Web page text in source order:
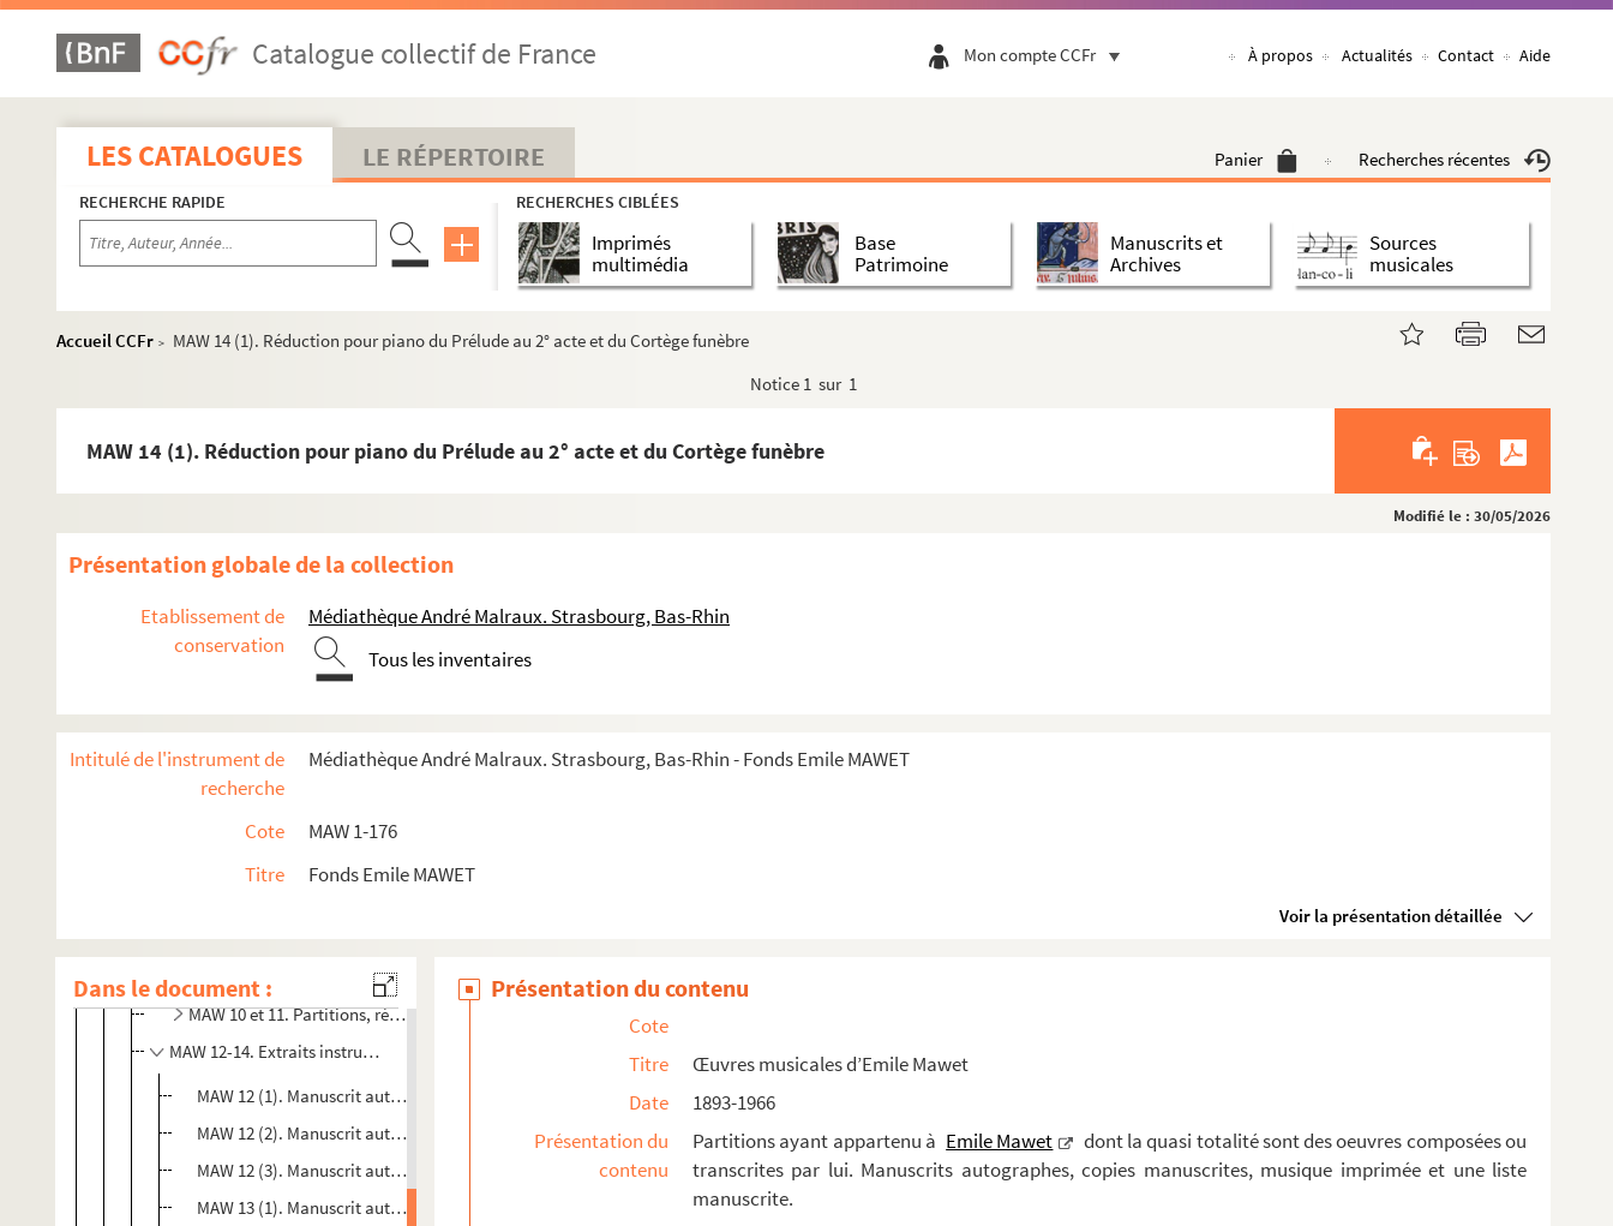
Catalogue collectif de France Mon compte CCFr À propos Actualités Contact Aide
LES CATALOGUES LE RÉPERTOIRE Panier Recherches récentes
RECHERCHE RAPIDE RECHERCHES CIBLÉES
Imprimés
multimédia
Base
Patrimoine
Manuscrits et
Archives
Sources
musicales
Accueil CCFr >
MAW 14 (1). Réduction pour piano du Prélude au 2° acte et du Cortège funèbre
Notice 1 sur 1
MAW 14 (1). Réduction pour piano du Prélude au 2° acte et du Cortège funèbre
Modifié le : 30/05/2026
Présentation globale de la collection
Etablissement de
conservation
Médiathèque André Malraux. Strasbourg, Bas-Rhin
Tous les inventaires
Intitulé de l'instrument de
recherche
Médiathèque André Malraux. Strasbourg, Bas-Rhin - Fonds Emile MAWET
Cote
MAW 1-176
Titre
Fonds Emile MAWET
Voir la présentation détaillée
Dans le document :
MAW 9. Quatuor à cordes
MAW 10-17. Astrareine, Opéra : livret de Rodolphe de Warsage, musique d'Emile Mawet
MAW 10 et 11. Partitions, réductions et parties instrumentales et vocales servant à la préparation de la représent...
MAW 12-14. Extraits instrumentaux d’Astrareine
MAW 12 (1). Manuscrit autographe de la partition générale du Prélude au 2° acte
MAW 12 (2). Manuscrit autographe de la partition générale de la Danse sacrée (début du 2e acte)
MAW 12 (3). Manuscrit autographe de la partition générale du Cortège funèbre (fin du 2e acte)
MAW 13 (1). Manuscrit autographe des partitions générale du Prélude au 2° acte, de la Danse sacrée et du Cortège...
Présentation du contenu
Cote
Titre
Œuvres musicales d’Emile Mawet
Date
1893-1966
Présentation du
contenu
Partitions ayant appartenu à Emile Mawet
dont la quasi totalité sont des oeuvres composées ou
transcrites par lui. Manuscrits autographes, copies manuscrites, musique imprimée et une liste
manuscrite.